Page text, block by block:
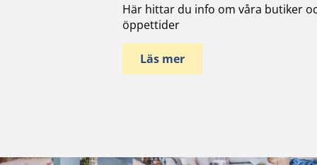
Här hittar du info om våra butiker
öppettider
Läs mer